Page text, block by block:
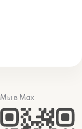
Мы в Max